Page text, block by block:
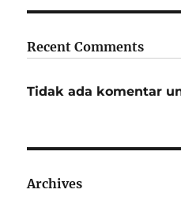
Recent Comments
Tidak ada komentar
Archives